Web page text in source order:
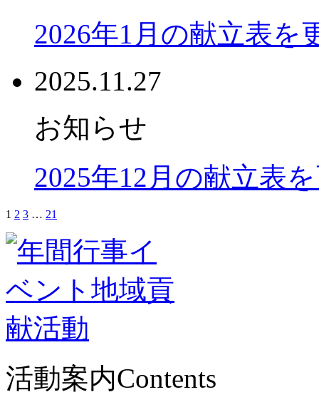
2026年1月の献立表を
2025.11.27
お知らせ
2025年12月の献立表
1 2 3 … 21
活動案内Contents